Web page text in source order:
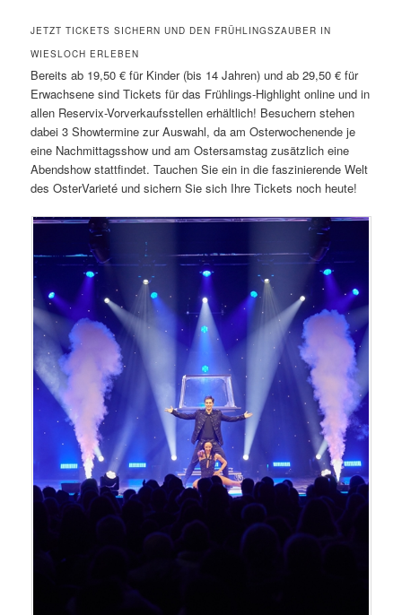
JETZT TICKETS SICHERN UND DEN FRÜHLINGSZAUBER IN
WIESLOCH ERLEBEN
Bereits ab 19,50 € für Kinder (bis 14 Jahren) und ab 29,50 € für
Erwachsene sind Tickets für das Frühlings-Highlight online und in
allen Reservix-Vorverkaufsstellen erhältlich! Besuchern stehen
dabei 3 Showtermine zur Auswahl, da am Osterwochenende je
eine Nachmittagsshow und am Ostersamstag zusätzlich eine
Abendshow stattfindet. Tauchen Sie ein in die faszinierende Welt
des OsterVarieté und sichern Sie sich Ihre Tickets noch heute!